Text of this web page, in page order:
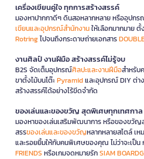
เครื่องเขียนคู่ใจ ทุกการสร้างสรรค์
มองหาปากกาดีๆ ดินสอหลากหลาย หรืออุปก
เขียนและอุปกรณ์สำนักงานให้เลือกมากมาย
Rotringไปจนถึงกระดาษถ่ายเอกสาร
งานศิลป์ งานฝีมือ สร้างสรรค์ไม่รู้จบ
B2S จัดเต็มอุปกรณ์ศิลปะและงานฝีมือสำหรับ
ขาตั้งไม้บนโต๊ะPyramidและอุปกรณ์ DIY ต่า
สร้างสรรค์ได้อย่างไร้ขีดจำกัด
ของเล่นและของขวัญ สุดพิเศษทุกเทศกาล
มองหาของเล่นเสริมพัฒนาการ หรือของขวัญ
สรรของเล่นและของขวัญหลากหลายสไตล์ เห
และรอยยิ้มให้กับคนพิเศษของคุณ ไม่ว่าจะเป็น
FRIENDS หรือเกมจดหมายรักSIAM